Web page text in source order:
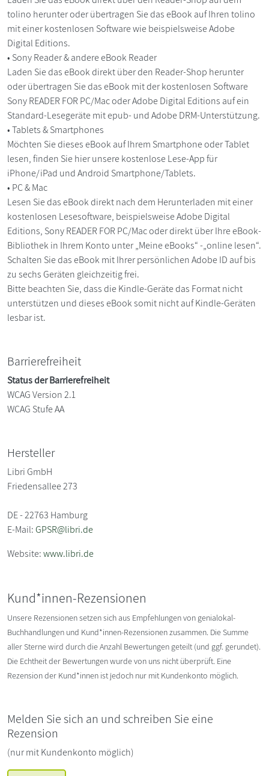
tolino herunter oder übertragen Sie das eBook auf Ihren tolino
mit einer kostenlosen Software wie beispielsweise Adobe
Digital Editions.
• Sony Reader & andere eBook Reader
Laden Sie das eBook direkt über den Reader-Shop herunter
oder übertragen Sie das eBook mit der kostenlosen Software
Sony READER FOR PC/Mac oder Adobe Digital Editions auf ein
Standard-Lesegeräte mit epub- und Adobe DRM-Unterstützung.
• Tablets & Smartphones
Möchten Sie dieses eBook auf Ihrem Smartphone oder Tablet
lesen, finden Sie hier unsere kostenlose Lese-App für
iPhone/iPad und Android Smartphone/Tablets.
• PC & Mac
Lesen Sie das eBook direkt nach dem Herunterladen mit einer
kostenlosen Lesesoftware, beispielsweise Adobe Digital
Editions, Sony READER FOR PC/Mac oder direkt über Ihre eBook-
Bibliothek in Ihrem Konto unter „Meine eBooks“ -„online lesen“.
Schalten Sie das eBook mit Ihrer persönlichen Adobe ID auf bis
zu sechs Geräten gleichzeitig frei.
Bitte beachten Sie, dass die Kindle-Geräte das Format nicht
unterstützen und dieses eBook somit nicht auf Kindle-Geräten
lesbar ist.
Barrierefreiheit
Status der Barrierefreiheit
WCAG Version 2.1
WCAG Stufe AA
Hersteller
Libri GmbH
Friedensallee 273
DE - 22763 Hamburg
E-Mail:GPSR@libri.de
Website:www.libri.de
Kund*innen-Rezensionen
Unsere Rezensionen setzen sich aus Empfehlungen von genialokal-
Buchhandlungen und Kund*innen-Rezensionen zusammen. Die Summe
aller Sterne wird durch die Anzahl Bewertungen geteilt (und ggf. gerundet).
Die Echtheit der Bewertungen wurde von uns nicht überprüft. Eine
Rezension der Kund*innen ist jedoch nur mit Kundenkonto möglich.
Melden Sie sich an und schreiben Sie eine
Rezension
(nur mit Kundenkonto möglich)